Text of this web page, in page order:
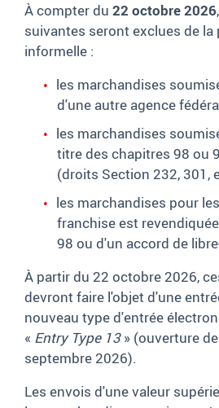
À compter du 22 octobre 2026
suivantes seront exclues de
informelle :
les marchandises
d'une autre agence
les marchandises
titre des chapitres 98 ou
(droits Section 232, 301,
les marchandises pour
franchise est
98 ou d'un accord de
À partir du 22 octobre 2026,
devront faire l'objet d'une
nouveau type d'entrée
« Entry Type 13» (ouverture
septembre 2026).
Les envois d'une valeur